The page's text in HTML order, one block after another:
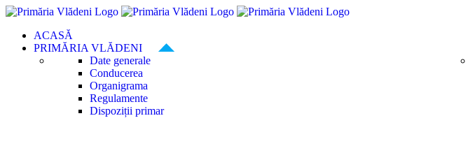
Skip
contentACASĂ
PRIMĂRIA VLĂDENI
Date generale
Conducerea
Organigrama
Regulamente
Dispoziții primar